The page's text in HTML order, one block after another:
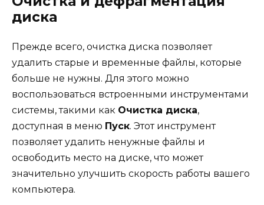
диска
Прежде всего, очистка диска позволяет
удалить старые и временные файлы, которые
больше не нужны. Для этого можно
воспользоваться встроенными инструментами
системы, такими как Очистка диска,
доступная в меню Пуск. Этот инструмент
позволяет удалить ненужные файлы и
освободить место на диске, что может
значительно улучшить скорость работы вашего
компьютера.